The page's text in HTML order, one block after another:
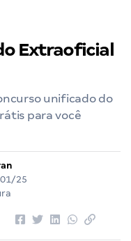
Extraoficial
unificado do
para você
25